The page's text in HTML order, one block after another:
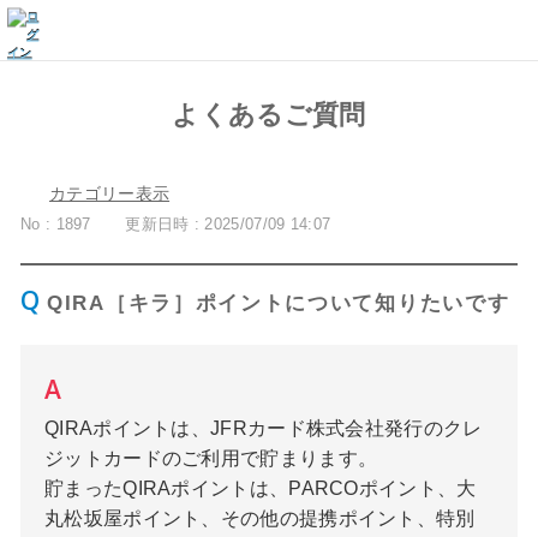
よくあるご質問
カテゴリー表示
No : 1897 更新日時 : 2025/07/09 14:07
QIRA［キラ］ポイントについて知りたいです
QIRAポイントは、JFRカード株式会社発行のクレ
ジットカードのご利用で貯まります。
貯まったQIRAポイントは、PARCOポイント、大
丸松坂屋ポイント、その他の提携ポイント、特別